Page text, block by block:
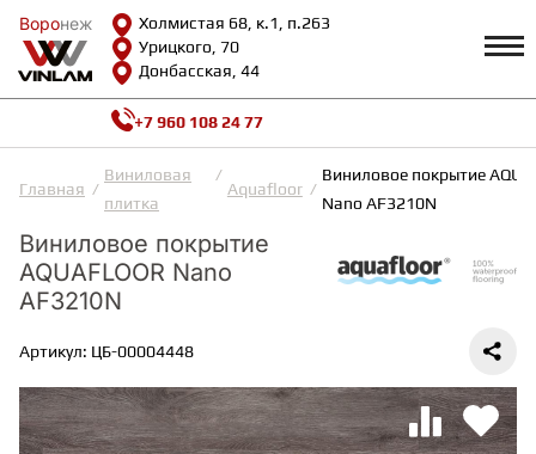
Воронеж
Холмистая 68, к.1, п.263
Урицкого, 70
Донбасская, 44
Воронеж
КАТАЛОГ Профиль
Возврат и гарантии
Сотрудничество
Вопросы и ответы
Полезная информация
Как выбрать
Калькулятор
О нас
Контакты
ВИНИЛОВАЯ ПЛИТКА
ИНЖЕНЕРНАЯ ДОСКА
+7 960 108 24 77
Главная
Виниловая
плитка
Aquafloor
Виниловое покрытие
Nano AF3210N
Виниловое покрытие
AQUAFLOOR Nano
AF3210N
Артикул: ЦБ-00004448